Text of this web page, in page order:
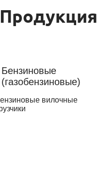
Продукция
Бензиновые
(газобензиновые)